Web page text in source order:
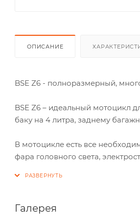
ОПИСАНИЕ
BSE Z6 - полноразмерный,
BSE Z6 – идеальный мотоцикл
баку на 4 литра, заднему
В мотоцикле есть все
фара головного света,
Галерея